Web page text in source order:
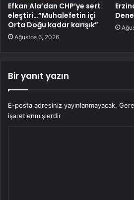
Efkan Ala’dan CHP’ye sert
eleştiri…”Muhalefetin içi
Orta Doğu kadar karışık”
Ağustos 6, 2026
Bir yanıt yazın
E-posta adresiniz yayınlanmayacak.
işaretlenmişlerdir